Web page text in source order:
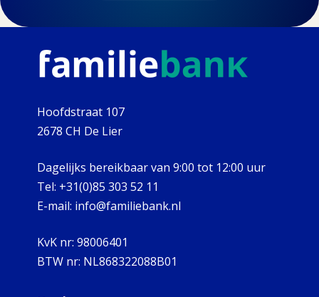
Hoofdstraat 107
2678 CH De Lier
Dagelijks bereikbaar van 9:00 tot 12:00 uur
Tel: +31(0)85 303 52 11
E-mail: info@familiebank.nl
KvK nr: 98006401
BTW nr: NL868322088B01